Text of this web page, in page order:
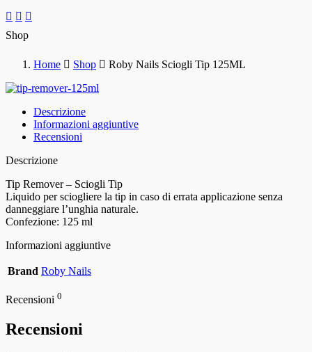
Shop
Home Shop Roby Nails Sciogli Tip 125ML
Descrizione
Informazioni aggiuntive
Recensioni
Descrizione
Tip Remover – Sciogli Tip
Liquido per sciogliere la tip in caso di errata applicazione senza
danneggiare l’unghia naturale.
Confezione: 125 ml
Informazioni aggiuntive
Brand Roby Nails
Recensioni 0
Recensioni